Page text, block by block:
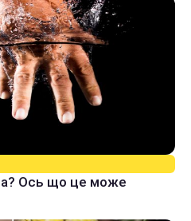
Ось що це може